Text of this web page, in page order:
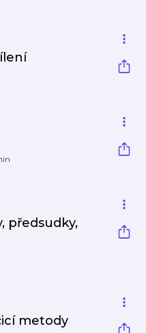
předsudky,
metody